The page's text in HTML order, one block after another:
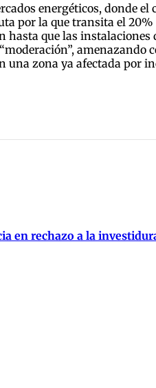
energéticos, donde
por la que transita el
que las
amenazando
una zona ya afectada por
en rechazo a la